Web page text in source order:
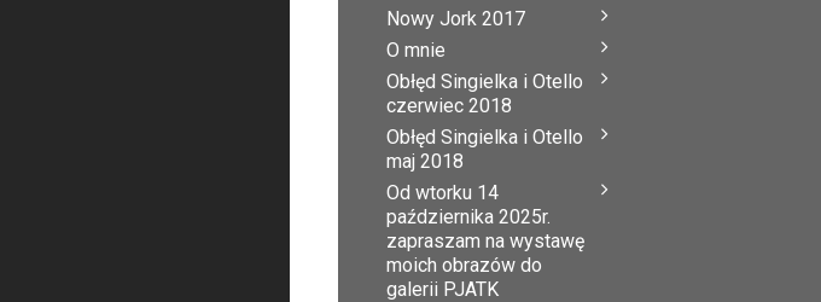
Nowy Jork 2017
O mnie
Obłęd Singielka i Otello
czerwiec 2018
Obłęd Singielka i Otello
maj 2018
Od wtorku 14
października 2025r.
zapraszam na wystawę
moich obrazów do
galerii PJATK